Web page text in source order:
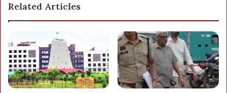
Related Articles